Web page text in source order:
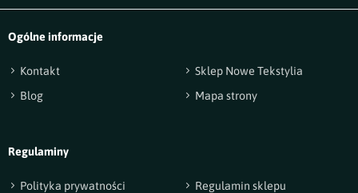
Ogólne informacje
Kontakt
Sklep Nowe Tekstylia
Blog
Mapa strony
Regulaminy
Polityka prywatności
Regulamin sklepu